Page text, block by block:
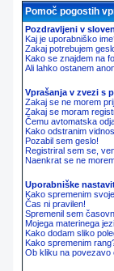
Pomoč pogostih
Pozdravljeni v
Kaj je uporabniško
Zakaj potrebujem
Kako se znajdem na
Ali lahko ostanem
Vprašanja v zvezi s
Zakaj se ne morem
Zakaj se moram
Čemu avtomatska
Kako odstranim
Pozabil sem geslo!
Registriral sem se,
Naenkrat se ne
Uporabniške
Kako spremenim
Čas ni pravilen!
Spremenil sem
Mojega materinega
Kako dodam sliko
Kako spremenim
Ob kliku na povezavo